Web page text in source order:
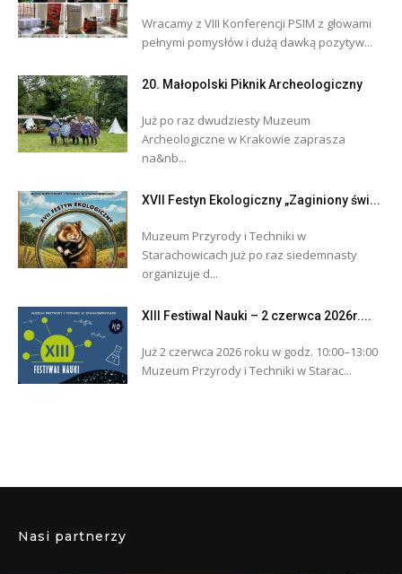
Wracamy z VIII Konferencji PSIM z głowami
pełnymi pomysłów i dużą dawką pozytyw...
20. Małopolski Piknik Archeologiczny
Już po raz dwudziesty Muzeum
Archeologiczne w Krakowie zaprasza
na&nb...
XVII Festyn Ekologiczny „Zaginiony świ...
Muzeum Przyrody i Techniki w
Starachowicach już po raz siedemnasty
organizuje d...
XIII Festiwal Nauki – 2 czerwca 2026r....
Już 2 czerwca 2026 roku w godz. 10:00–13:00
Muzeum Przyrody i Techniki w Starac...
Nasi partnerzy